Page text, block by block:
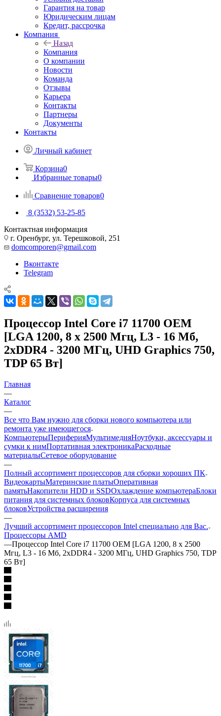
Гарантия на товар
Юридическим лицам
Кредит, рассрочка
Компания
Назад
Компания
О компании
Новости
Команда
Отзывы
Карьера
Контакты
Партнеры
Документы
Контакты
Личный кабинет
Корзина0
Избранные товары0
Сравнение товаров0
8 (3532) 53-25-85
Контактная информация
г. Оренбург, ул. Терешковой, 251
domcomporen@gmail.com
Вконтакте
Telegram
Процессор Intel Core i7 11700 OEM
[LGA 1200, 8 x 2500 Мгц, L3 - 16 Мб,
2xDDR4 - 3200 МГц, UHD Graphics 750,
TDP 65 Вт]
Главная
—
Каталог
—
Все что Вам нужно для сборки нового компьютера или
ремонта уже имеющегося
КомпьютерыПериферияМультимедияНоутбуки, аксессуары и
сумки к нимПортативная электроникаРасходные
материалыСетевое оборудование
—
Полный ассортимент процессоров для сборки хороших ПК
ВидеокартыМатеринские платыОперативная
памятьНакопители HDD и SSDОхлаждение компьютераБлоки
питания для системных блоковКорпуса для системных
блоковУстройства расширения
—
Лучший ассортимент процессоров Intel специально для Вас.
Процессоры AMD
—Процессор Intel Core i7 11700 OEM [LGA 1200, 8 x 2500
Мгц, L3 - 16 Мб, 2xDDR4 - 3200 МГц, UHD Graphics 750, TDP
65 Вт]